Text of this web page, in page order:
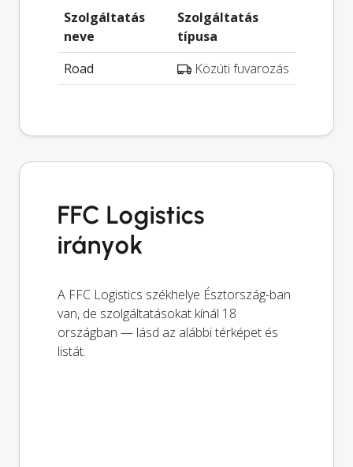
Szolgáltatás
neve
Szolgáltatás
típusa
Road
Közúti fuvarozás
FFC Logistics
irányok
A FFC Logistics székhelye Észtország-ban
van, de szolgáltatásokat kínál 18
országban — lásd az alábbi térképet és
listát.